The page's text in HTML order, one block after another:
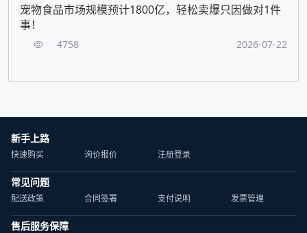
宠物食品市场规模预计1800亿，轻松卖爆只因做对1件
事！
4758 2026-07-22
新手上路
快速购买 询价报价 注册登录
常见问题
配送政策 合同签署 支付说明 发票管理
售后服务保障